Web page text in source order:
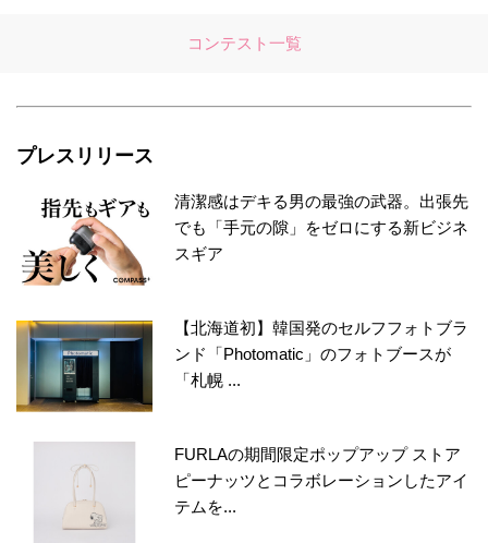
コンテスト一覧
プレスリリース
清潔感はデキる男の最強の武器。出張先
でも「手元の隙」をゼロにする新ビジネ
スギア
【北海道初】韓国発のセルフフォトブラ
ンド「Photomatic」のフォトブースが
「札幌 ...
FURLAの期間限定ポップアップ ストア
ピーナッツとコラボレーションしたアイ
テムを...